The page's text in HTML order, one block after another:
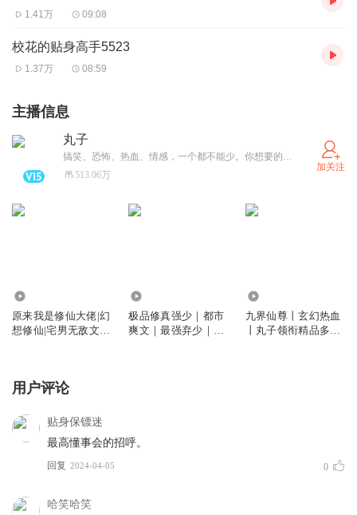
1.41万 09:08
校花的贴身高手5523
1.37万 08:59
主播信息
丸子
搞笑、恐怖、热血、情感，一个都不能少。你想要的我这里都有~
513.06万
加关注
原来我是修仙大佬|幻
想修仙|宅男无敌文|
极品修真强少｜都市
爽文｜最强弃少｜为
九界仙尊丨玄幻热血
丨丸子领衔精品多人
用户评论
贴身保镖迷
最高懂事会的招呼。
回复 2024-04-05 0
哈笑哈笑